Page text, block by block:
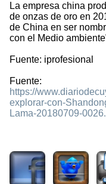
La empresa china
de onzas de oro en
de China en ser
con el Medio
Fuente: iprofesional
Fuente:
https://
explorar-con-
Lama-20180709-